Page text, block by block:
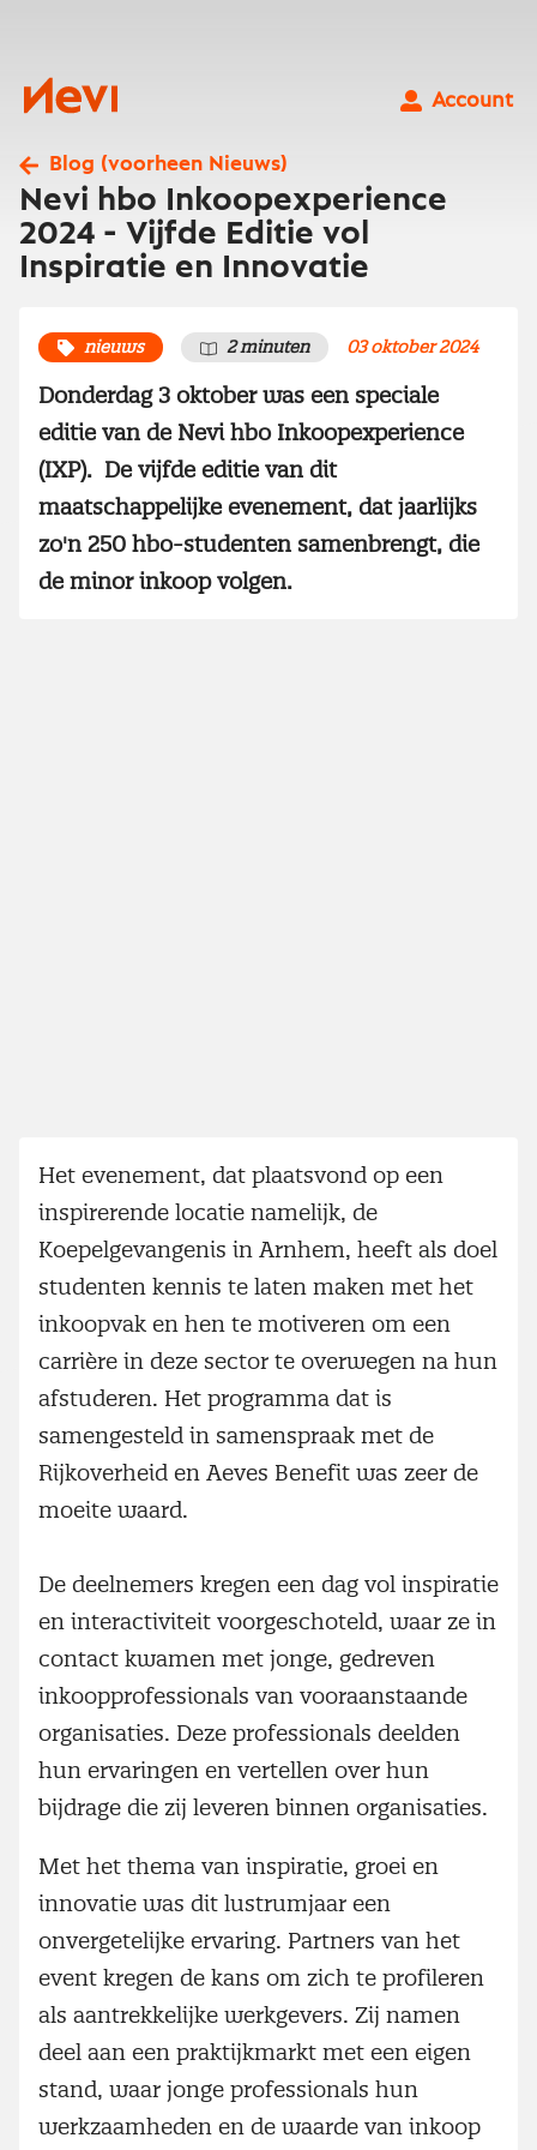
Nevi
Account
Blog (voorheen Nieuws)
Nevi hbo Inkoopexperience
2024 - Vijfde Editie vol
Inspiratie en Innovatie
nieuws 2 minuten 03 oktober 2024
Donderdag 3 oktober was een speciale
editie van de Nevi hbo Inkoopexperience
(IXP). De vijfde editie van dit
maatschappelijke evenement, dat jaarlijks
zo'n 250 hbo-studenten samenbrengt, die
de minor inkoop volgen.
Het evenement, dat plaatsvond op een
inspirerende locatie namelijk, de
Koepelgevangenis in Arnhem, heeft als doel
studenten kennis te laten maken met het
inkoopvak en hen te motiveren om een
carrière in deze sector te overwegen na hun
afstuderen. Het programma dat is
samengesteld in samenspraak met de
Rijkoverheid en Aeves Benefit was zeer de
moeite waard.
De deelnemers kregen een dag vol inspiratie
en interactiviteit voorgeschoteld, waar ze in
contact kwamen met jonge, gedreven
inkoopprofessionals van vooraanstaande
organisaties. Deze professionals deelden
hun ervaringen en vertellen over hun
bijdrage die zij leveren binnen organisaties.
Met het thema van inspiratie, groei en
innovatie was dit lustrumjaar een
onvergetelijke ervaring. Partners van het
event kregen de kans om zich te profileren
als aantrekkelijke werkgevers. Zij namen
deel aan een praktijkmarkt met een eigen
stand, waar jonge professionals hun
werkzaamheden en de waarde van inkoop